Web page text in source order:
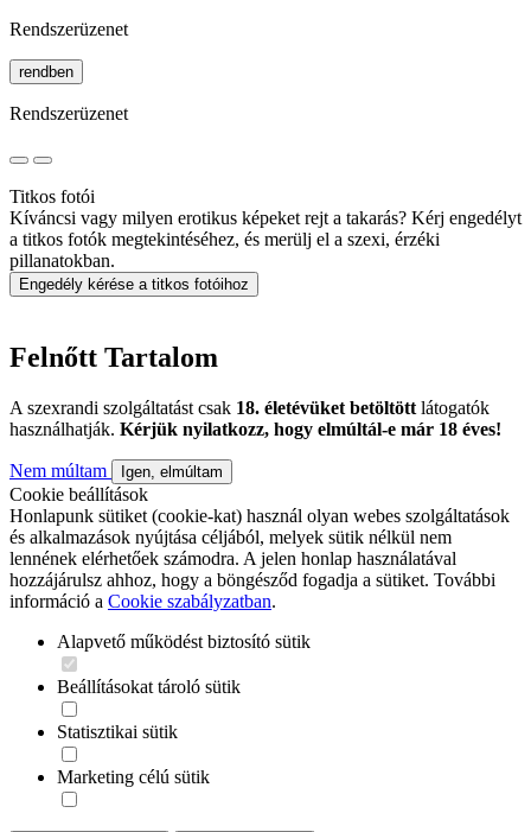
Rendszerüzenet
rendben
Rendszerüzenet
Titkos fotói
Kíváncsi vagy milyen erotikus képeket rejt a takarás? Kérj engedélyt
a titkos fotók megtekintéséhez, és merülj el a szexi, érzéki
pillanatokban.
Engedély kérése a titkos fotóihoz
Felnőtt Tartalom
A szexrandi szolgáltatást csak 18. életévüket betöltött látogatók
használhatják. Kérjük nyilatkozz, hogy elmúltál-e már 18 éves!
Nem múltam Igen, elmúltam
Cookie beállítások
Honlapunk sütiket (cookie-kat) használ olyan webes szolgáltatások
és alkalmazások nyújtása céljából, melyek sütik nélkül nem
lennének elérhetőek számodra. A jelen honlap használatával
hozzájárulsz ahhoz, hogy a böngésződ fogadja a sütiket. További
információ a Cookie szabályzatban.
Alapvető működést biztosító sütik
Beállításokat tároló sütik
Statisztikai sütik
Marketing célú sütik